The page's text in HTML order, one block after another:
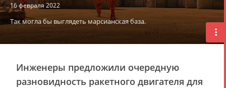
16 февраля 2022
Так могла бы выглядеть марсианская база.
Инженеры предложили очередную
разновидность ракетного двигателя для